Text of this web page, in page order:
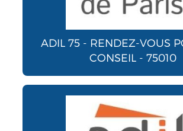
ADIL 75 - RENDEZ-VOUS
CONSEIL - 75010